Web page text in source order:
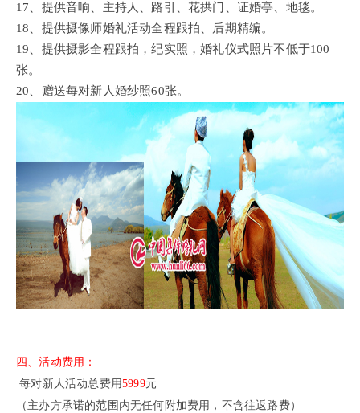
17、提供音响、主持人、路引、花拱门、证婚亭、地毯。
18、提供摄像师婚礼活动全程跟拍、后期精编。
19、提供摄影全程跟拍，纪实照，婚礼仪式照片不低于100
张。
20、赠送每对新人婚纱照60张。
四、活动费用：
每对新人活动总费用5999元
（主办方承诺的范围内无任何附加费用，不含往返路费）